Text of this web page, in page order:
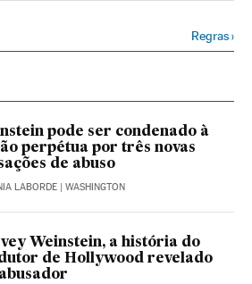
Regras›
pode ser condenado à
perpétua por três novas
de abuso
LABORDE | WASHINGTON
Weinstein, a história do
de Hollywood revelado